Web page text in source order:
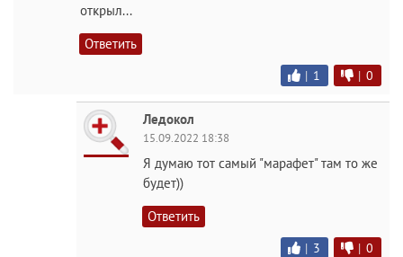
открыл...
Ответить
| 1 | 0
Ледокол
15.09.2022 18:38
Я думаю тот самый "марафет" там то же
будет))
Ответить
| 3 | 0